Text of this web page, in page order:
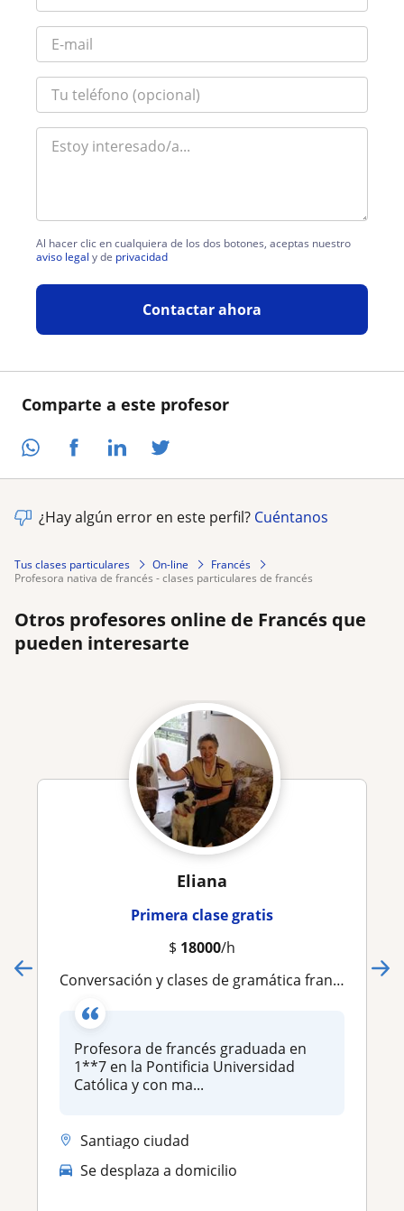
Comparte a este profesor
Al hacer clic en cualquiera de los dos botones, aceptas nuestro
aviso legal y de privacidad
Contactar ahora
¿Hay algún error en este perfil? Cuéntanos
Tus clases particulares On-line
Francés
profesora nativa de francés - clases particulares de francés
Otros profesores online de Francés que
pueden interesarte
Eliana
Primera clase gratis
$ 18000/h
Conversación y clases de gramática francesa para personas con algún nivel en el idioma
Profesora de francés graduada en
1**7 en la Pontificia Universidad
Católica y con ma...
Santiago ciudad
Se desplaza a domicilio